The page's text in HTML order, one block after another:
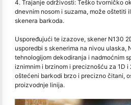
4. Trajanje održivosti: Teško tvorničko
dnevnim nosom i suzama, može oštetiti
skenera barkoda.
Uspoređujući te izazove, skener N130
usporedbi s skenerima na nivou ulaska,
tehnologijom dekodiranja i nadmoćnim
iznimnim i brzinom i preciznošću za 1D i
oštećeni barkodi brzo i precizno čitani,
proizvodnje linija.